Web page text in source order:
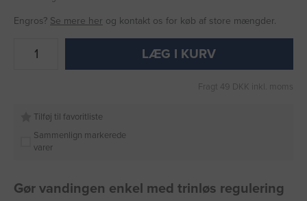
Engros? Se mere her og kontakt os for køb af store mængder.
LÆG I KURV
Fragt 49 DKK inkl. moms
Tilføj til favoritliste
Sammenlign markerede
varer
Gør vandingen enkel med trinløs regulering